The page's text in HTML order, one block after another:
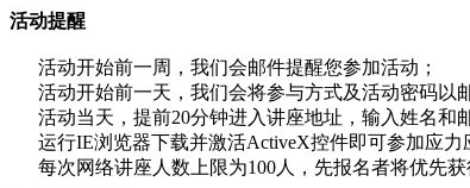
活动提醒
活动开始前一周，我们会邮件提醒您参加活动；
活动开始前一天，我们会将参与方式及活动密码以
活动当天，提前20分钟进入讲座地址，输入姓名和
运行IE浏览器下载并激活ActiveX控件即可参加应力
每次网络讲座人数上限为100人，先报名者将优先获